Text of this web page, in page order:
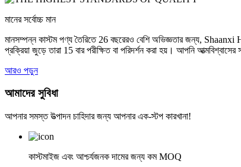
মানের সর্বোচ্চ মান
মানসম্পন্ন কাস্টম পণ্য তৈরিতে 26 বছরেরও বেশি অভিজ্ঞতার জন্য,
প্রক্রিয়া জুড়ে তারা 15 বার পরীক্ষিত বা পরিদর্শন করা হয়। আপনি আত্মবিশ্বাসের
আরও পড়ুন
আমাদের সুবিধা
আপনার সমস্ত উত্পাদন চাহিদার জন্য আপনার এক-স্টপ কারখানা!
কাস্টমাইজ এবং আশ্চর্যজনক দামের জন্য কম MOQ